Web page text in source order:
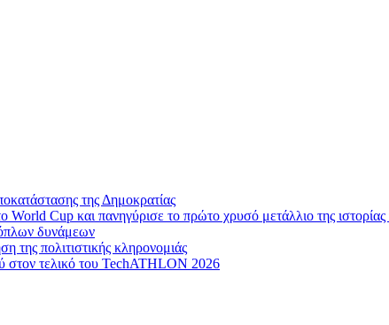
της Δημοκρατίας
Cup και πανηγύρισε το πρώτο χρυσό μετάλλιο της ιστορίας
δυνάμεων
της πολιτιστικής κληρονομιάς
τελικό του TechATHLON 2026